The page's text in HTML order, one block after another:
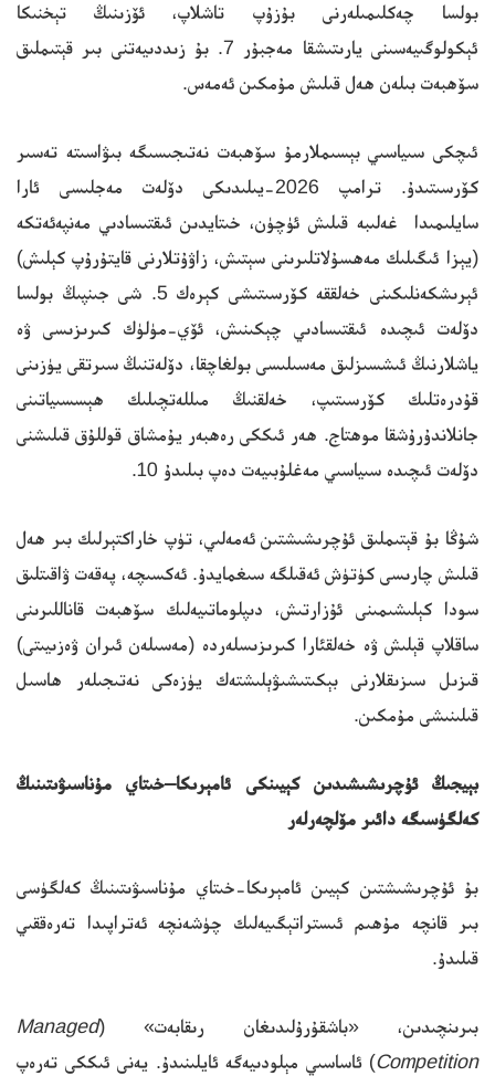
بولسا چەكلىمىلەرنى بۇزۇپ تاشلاپ، ئۆزىنىڭ تېخنىكا
ئېكولوگىيەسىنى يارىتىشقا مەجبۇر 7. بۇ زىددىيەتنى بىر قېتىملىق
سۆھبەت بىلەن ھەل قىلىش مۇمكىن ئەمەس.
ئىچكى سىياسىي بېسىملارمۇ سۆھبەت نەتىجىسىگە بىۋاسىتە تەسىر
كۆرسىتىدۇ. ترامپ 2026-يىلىدىكى دۆلەت مەجلىسى ئارا
سايلىمىدا غەلىبە قىلىش ئۈچۈن، خىتايدىن ئىقتىسادىي مەنپەئەتكە
(يېزا ئىگىلىك مەھسۇلاتلىرىنى سېتىش، زاۋۇتلارنى قايتۇرۇپ كېلىش)
ئېرىشكەنلىكىنى خەلققە كۆرسىتىشى كېرەك 5. شى جىنپىڭ بولسا
دۆلەت ئىچىدە ئىقتىسادىي چېكىنىش، ئۆي-مۈلۈك كىرىزىسى ۋە
ياشلارنىڭ ئىشسىزلىق مەسىلىسى بولغاچقا، دۆلەتنىڭ سىرتقى يۈزىنى
قۇدرەتلىك كۆرسىتىپ، خەلقنىڭ مىللەتچىلىك ھېسسىياتىنى
جانلاندۇرۇشقا موھتاج. ھەر ئىككى رەھبەر يۇمشاق قوللۇق قىلىشنى
دۆلەت ئىچىدە سىياسىي مەغلۇبىيەت دەپ بىلىدۇ 10.
شۇڭا بۇ قېتىملىق ئۇچرىشىشتىن ئەمەلىي، تۈپ خاراكتېرلىك بىر ھەل
قىلىش چارىسى كۈتۈش ئەقىلگە سىغمايدۇ. ئەكسىچە، پەقەت ۋاقىتلىق
سودا كېلىشىمىنى ئۇزارتىش، دىپلوماتىيەلىك سۆھبەت قاناللىرىنى
ساقلاپ قېلىش ۋە خەلقئارا كىرىزىسلەردە (مەسىلەن ئىران ۋەزىيىتى)
قىزىل سىزىقلارنى بېكىتىشىۋېلىشتەك يۈزەكى نەتىجىلەر ھاسىل
قىلىنىشى مۇمكىن.
بېيجىڭ ئۇچرىشىشىدىن كېيىنكى ئامېرىكا–خىتاي مۇناسىۋىتىنىڭ
كەلگۈسىگە دائىر مۆلچەرلەر
بۇ ئۇچرىشىشتىن كېيىن ئامېرىكا-خىتاي مۇناسىۋىتىنىڭ كەلگۈسى
بىر قانچە مۇھىم ئىستراتېگىيەلىك چۈشەنچە ئەتراپىدا تەرەققىي
قىلىدۇ.
بىرىنچىدىن، «باشقۇرۇلىدىغان رىقابەت» (Managed
Competition) ئاساسىي مېلودىيەگە ئايلىنىدۇ. يەنى ئىككى تەرەپ